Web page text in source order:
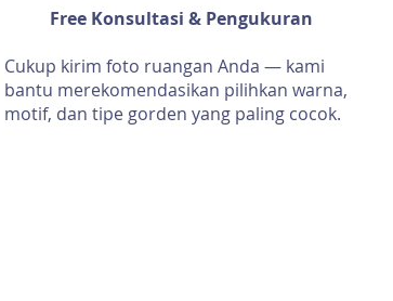
Free Konsultasi & Pengukuran
Cukup kirim foto ruangan Anda — kami
bantu merekomendasikan pilihkan warna,
motif, dan tipe gorden yang paling cocok.